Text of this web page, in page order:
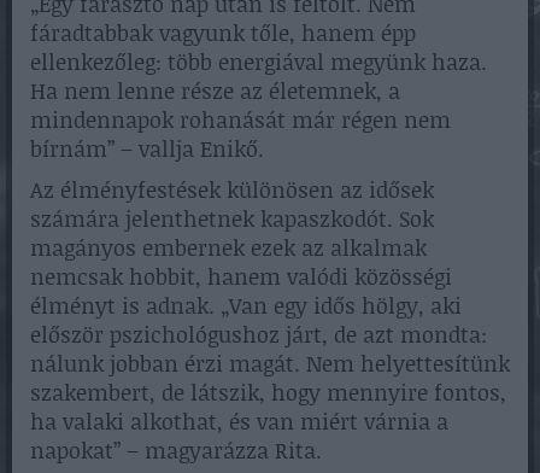
fáradtabbak vagyunk tőle, hanem épp
ellenkezőleg: több energiával megyünk haza.
Ha nem lenne része az életemnek, a
mindennapok rohanását már régen nem
bírnám” – vallja Enikő.
Az élményfestések különösen az idősek
számára jelenthetnek kapaszkodót. Sok
magányos embernek ezek az alkalmak
nemcsak hobbit, hanem valódi közösségi
élményt is adnak. „Van egy idős hölgy, aki
először pszichológushoz járt, de azt mondta:
nálunk jobban érzi magát. Nem helyettesítünk
szakembert, de látszik, hogy mennyire fontos,
ha valaki alkothat, és van miért várnia a
napokat” – magyarázza Rita.